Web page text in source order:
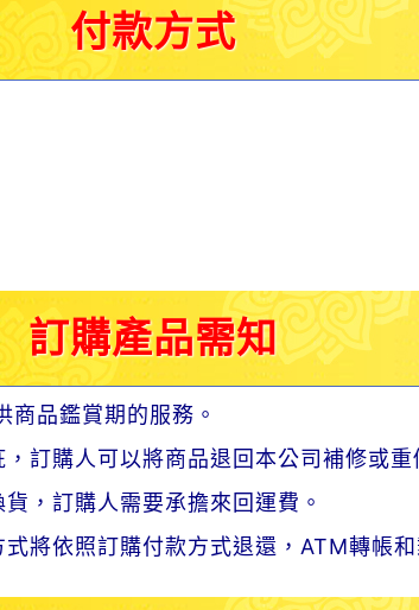
付款方式
訂購產品需知
商品鑑賞期的服務。
訂購人可以將商品退回本公司補修或
，訂購人需要承擔來回運費。
將依照訂購付款方式退還，ATM轉帳